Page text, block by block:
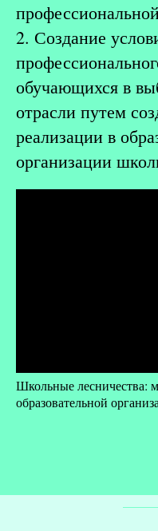
2. Создание
обучающихся в
отрасли путем
реализации в
организации
Школьные лесничества:
образовательной